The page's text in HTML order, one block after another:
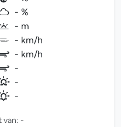
- %
- m
- km/h
- km/h
-
-
-
van: -